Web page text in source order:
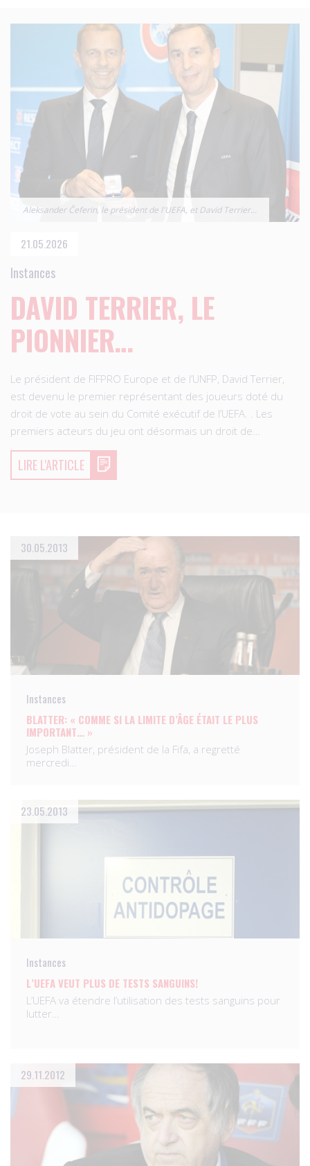
Aleksander Čeferin, le président de l'UEFA, et David Terrier...
21.05.2026
Instances
DAVID TERRIER, LE
PIONNIER…
Le président de FIFPRO Europe et de l’UNFP, David Terrier,
est devenu le premier représentant des joueurs doté du
droit de vote au sein du Comité exécutif de l’UEFA. . Les
premiers acteurs du jeu ont désormais un droit de…
LIRE L'ARTICLE
30.05.2013
Instances
BLATTER: « COMME SI LA LIMITE D’ÂGE ÉTAIT LE PLUS
IMPORTANT… »
Joseph Blatter, président de la Fifa, a regretté
mercredi…
23.05.2013
Instances
L’UEFA VEUT PLUS DE TESTS SANGUINS!
L’UEFA va étendre l’utilisation des tests sanguins pour
lutter…
29.11.2012